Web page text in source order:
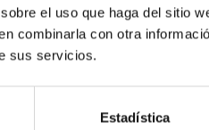
el uso que haga del sitio
combinarla con otra
sus servicios.
Estadística